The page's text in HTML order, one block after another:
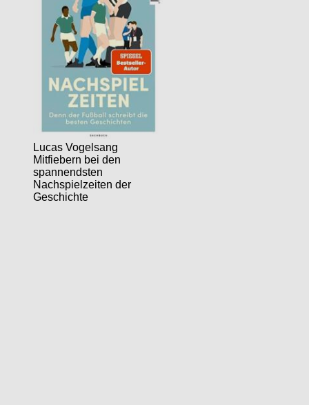
Lucas Vogelsang
Mitfiebern bei den
spannendsten
Nachspielzeiten der
Geschichte